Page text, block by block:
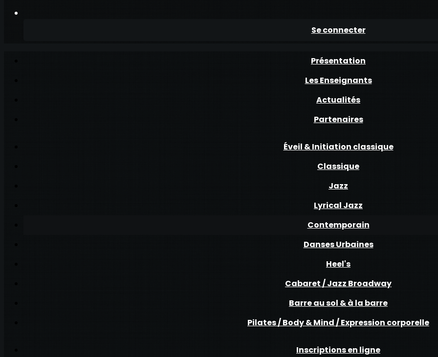
Se connecter
Présentation
Les Enseignants
Actualités
Partenaires
Éveil & Initiation classique
Classique
Jazz
Lyrical Jazz
Contemporain
Danses Urbaines
Heel's
Cabaret / Jazz Broadway
Barre au sol & à la barre
Pilates / Body & Mind / Expression corporelle
Inscriptions en ligne